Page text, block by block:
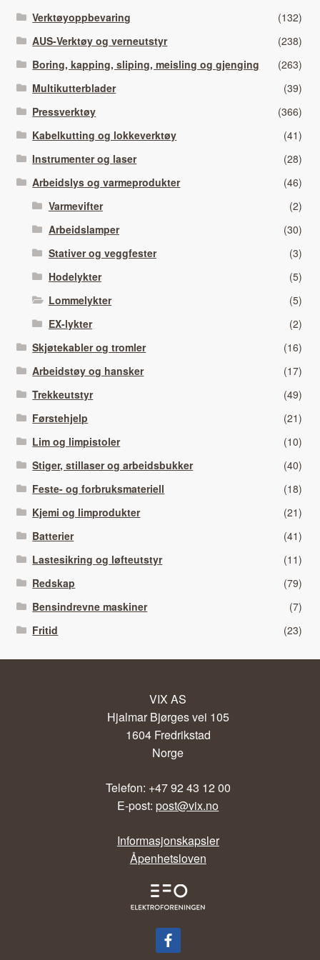
Verktøyoppbevaring
(132)
AUS-Verktøy og verneutstyr
(238)
Boring, kapping, sliping, meisling og gjenging
(263)
Multikutterblader
(39)
Pressverktøy
(366)
Kabelkutting og lokkeverktøy
(41)
Instrumenter og laser
(28)
Arbeidslys og varmeprodukter
(46)
Varmevifter
(2)
Arbeidslamper
(30)
Stativer og veggfester
(3)
Hodelykter
(5)
Lommelykter
(5)
EX-lykter
(2)
Skjøtekabler og tromler
(16)
Arbeidstøy og hansker
(17)
Trekkeutstyr
(49)
Førstehjelp
(21)
Lim og limpistoler
(10)
Stiger, stillaser og arbeidsbukker
(40)
Feste- og forbruksmateriell
(18)
Kjemi og limprodukter
(21)
Batterier
(41)
Lastesikring og løfteutstyr
(11)
Redskap
(79)
Bensindrevne maskiner
(7)
Fritid
(23)
VIX AS
Hjalmar Bjørges vei 105
1604 Fredrikstad
Norge
Telefon: +47 92 43 12 00
E-post:post@vix.no
Informasjonskapsler
Åpenhetsloven